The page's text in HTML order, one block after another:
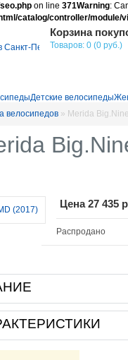
on line 371Warning:
catalog/controller/module/
Корзина
Товаров: 0 (0 руб.)
Детские велосипеды
велосипедов » Merida
Цена27 435
Распродано